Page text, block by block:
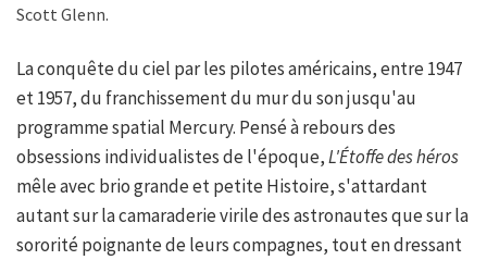
Scott Glenn.
La conquête du ciel par les pilotes américains, entre 1947
et 1957, du franchissement du mur du son jusqu'au
programme spatial Mercury. Pensé à rebours des
obsessions individualistes de l'époque,L'Étoffe des héros
mêle avec brio grande et petite Histoire, s'attardant
autant sur la camaraderie virile des astronautes que sur la
sororité poignante de leurs compagnes, tout en dressant